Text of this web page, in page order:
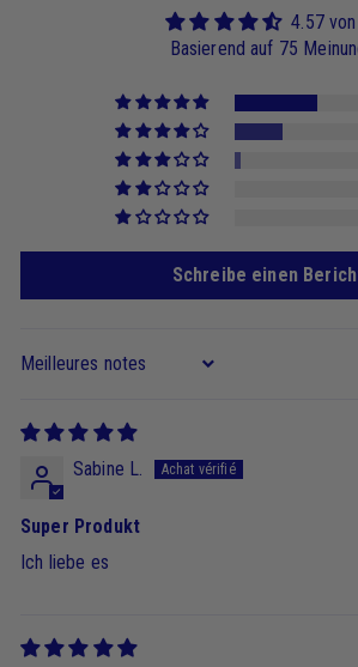
4.57
Basierend auf 75
Schreibe einen
Sort by
Sabine L.
Super Produkt
Ich liebe es